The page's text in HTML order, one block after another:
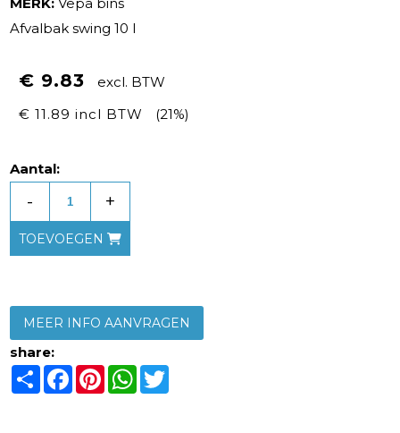
Afvalbak swing 10 l
€ 9.83
excl. BTW
€ 11.89 incl BTW
(21%)
Aantal:
- +
TOEVOEGEN
MEER INFO AANVRAGEN
share:
ShareFacebook
PinterestWhatsApp